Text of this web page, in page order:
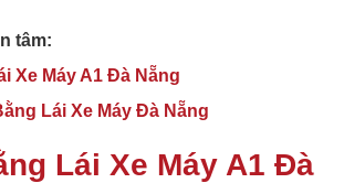
tâm:
Xe Máy A1 Đà Nẵng
Lái Xe Máy Đà Nẵng
Lái Xe Máy A1 Đà